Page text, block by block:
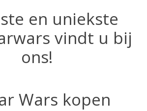
en uniekste
vindt u bij
ons!
Wars kopen